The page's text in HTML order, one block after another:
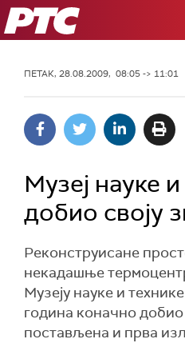
РТС
ПЕТАК, 28.08.2009, 08:05 -> 11:01
Музеј науке
добио своју
Реконструисане
некадашње
Музеју науке и
година коначно добио
постављена и прва